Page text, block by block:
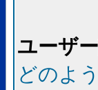
ユーザ
どのよ